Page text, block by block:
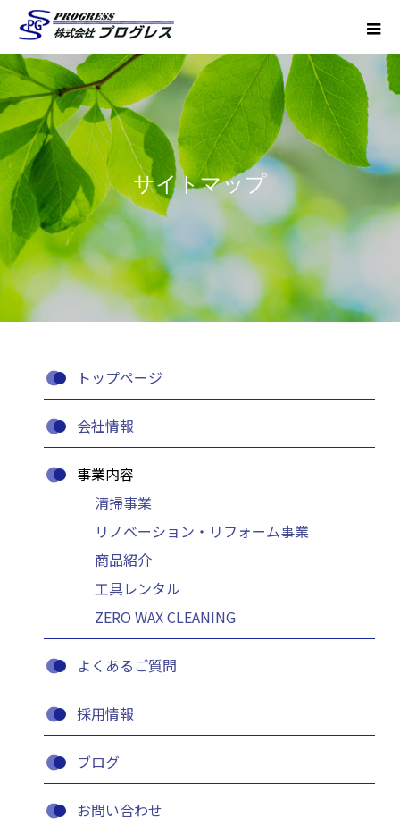
サイトマップ
トップページ
会社情報
事業内容
清掃事業
リノベーション・リフォーム事業
商品紹介
工具レンタル
ZERO WAX CLEANING
よくあるご質問
採用情報
ブログ
お問い合わせ